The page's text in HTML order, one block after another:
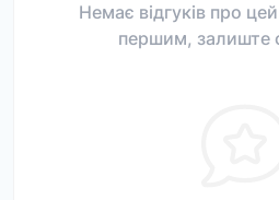
Немає відгуків про
першим, залиште